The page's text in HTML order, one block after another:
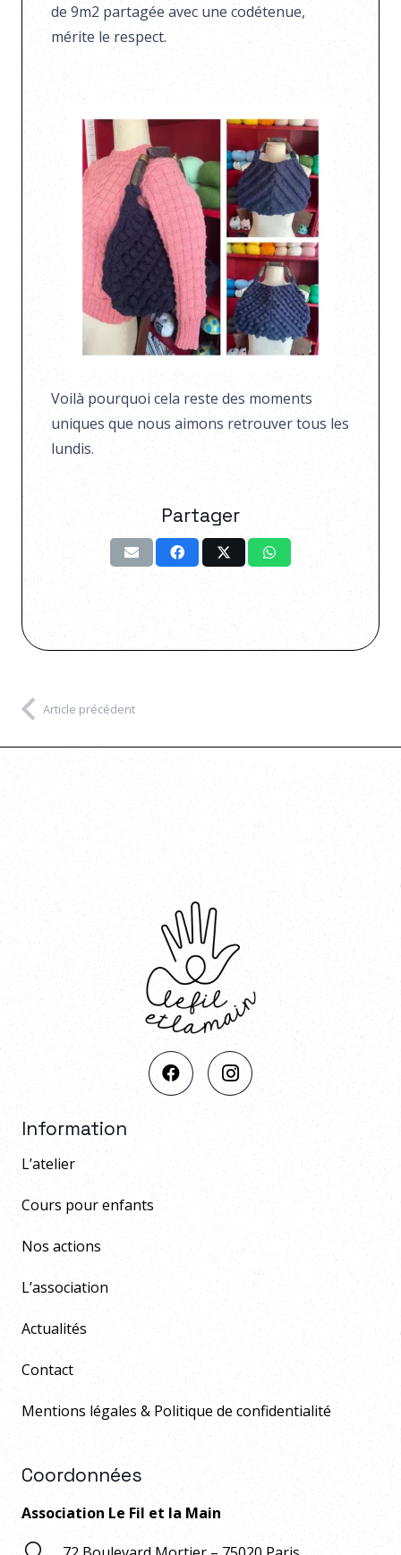
de 9m2 partagée avec une codétenue,
mérite le respect.
Voilà pourquoi cela reste des moments
uniques que nous aimons retrouver tous les
lundis.
Partager
Article précédent
Information
L’atelier
Cours pour enfants
Nos actions
L’association
Actualités
Contact
Mentions légales & Politique de confidentialité
Coordonnées
Association Le Fil et la Main